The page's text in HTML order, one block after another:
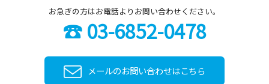
お急ぎの方はお電話よりお問い合わせください。
☎ 03-6852-0478
メールのお問い合わせはこちら